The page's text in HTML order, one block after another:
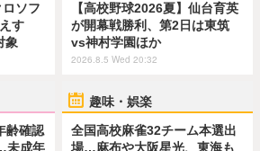
ロソフ
す
象
【高校野球2026夏】仙台育英
が開幕戦勝利、第2日は東筑
vs神村学園ほか
2026.8.5 Wed 20:32
齢確認
未成年
趣味・娯楽
全国高校麻雀32チーム本選出
場…麻布や大阪星光、東海も